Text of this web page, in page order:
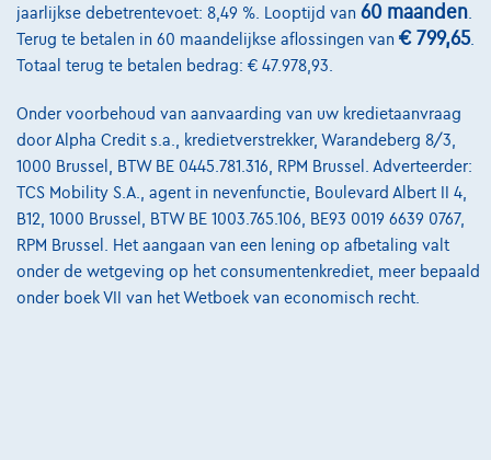
jaarlijkse debetrentevoet: 8,49 %. Looptijd van 60 maanden
Terug te betalen in 60 maandelijkse aflossingen van € 799,65.
Totaal terug te betalen bedrag: € 47.978,93.
Onder voorbehoud van aanvaarding van uw kredietaanvraag
door Alpha Credit s.a., kredietverstrekker, Warandeberg 8/3,
1000 Brussel, BTW BE 0445.781.316, RPM Brussel. Adverteerder:
TCS Mobility S.A., agent in nevenfunctie, Boulevard Albert II 4,
B12, 1000 Brussel, BTW BE 1003.765.106, BE93 0019 6639 0767,
RPM Brussel. Het aangaan van een lening op afbetaling valt
onder de wetgeving op het consumentenkrediet, meer bepaald
onder boek VII van het Wetboek van economisch recht.